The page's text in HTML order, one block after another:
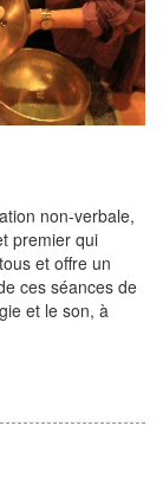
non-verbale,
premier qui
et offre un
ces séances de
et le son, à